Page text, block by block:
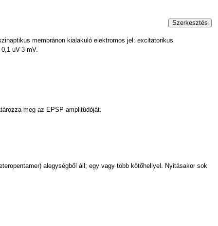
Szerkesztés
membránon kialakuló elektromos jel: excitatorikus
uV-3 mV.
meg az EPSP amplitúdóját.
alegységből áll; egy vagy több kötőhellyel. Nyitásakor sok